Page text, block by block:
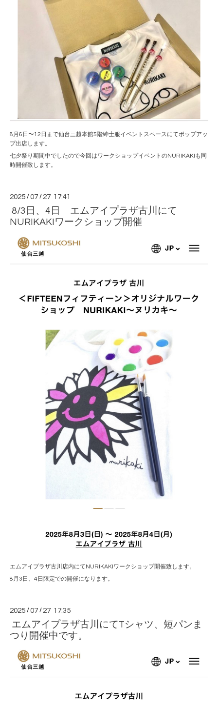
8月6日〜12日まで仙台三越本館5階紳士服イベントスペースにてポップアッ
プ出店します。
七夕祭り期間中でしたので今回はワークショップイベントのNURIKAKIも同
時開催致します。
2025 /07 / 27 17:41
8/3日、4日 エムアイプラザ古川にて
NURIKAKIワークショップ開催
エムアイプラザ古川店内にてNURIKAKIワークショップ開催致します。
8月3日、4日限定での開催になります。
2025 /07 / 27 17:35
エムアイプラザ古川にてTシャツ、短パンま
つり開催中です。